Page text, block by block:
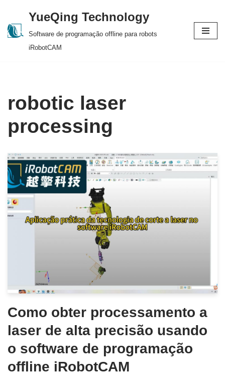
Skip
YueQing Technology
Software de programação offline para robots
iRobotCAM
robotic laser
processing
Como obter processamento a
laser de alta precisão usando
o software de programação
offline iRobotCAM